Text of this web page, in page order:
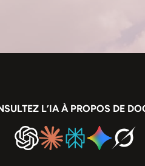
L’IA À PROPOS DE